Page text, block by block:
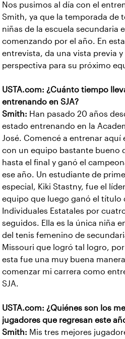
Nos pusimos al día con el
Smith, ya que la temporada de
niñas de la escuela secundaria
comenzando por el año. En esta
entrevista, da una vista previa y
perspectiva para su próximo
USTA.com: ¿Cuánto tiempo
entrenando en SJA?
Smith: Han pasado 20 años
estado entrenando en la
José. Comencé a entrenar aquí
con un equipo bastante bueno
hasta el final y ganó el
ese año. Un estudiante de
especial, Kiki Stastny, fue el
equipo que luego ganó el título
Individuales Estatales por
seguidos. Ella es la única niña
del tenis femenino de
Missouri que logró tal logro,
esta fue una muy buena
comenzar mi carrera como
SJA.
USTA.com: ¿Quiénes son los
jugadores que regresan este
Smith: Mis tres mejores